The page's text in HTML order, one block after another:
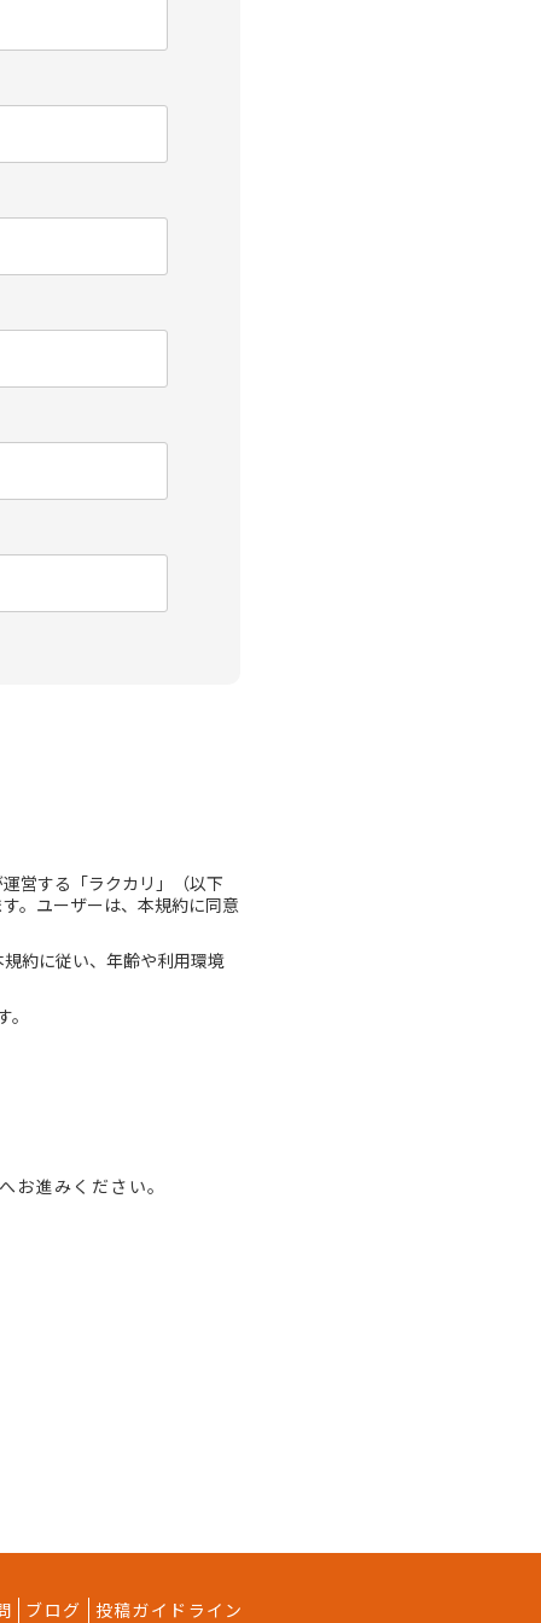
営する「ラクカリ」（以下
。ユーザーは、本規約に同意
約に従い、年齢や利用環境
務を負います。
お進みください。
ブログ 投稿ガイドライン